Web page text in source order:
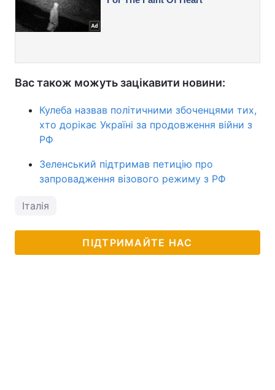
Вас також можуть зацікавити новини:
Кулеба назвав політичними збоченцями тих,
хто дорікає Україні за продовження війни з
РФ
Зеленський підтримав петицію про
запровадження візового режиму з РФ
Італія
ПІДТРИМАЙТЕ НАС